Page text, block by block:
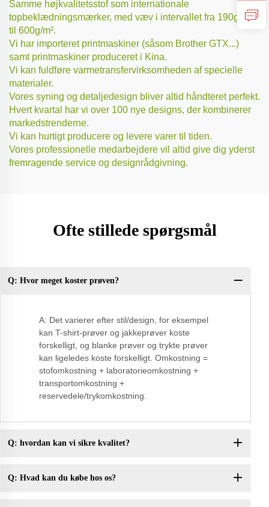
Samme højkvalitetsstof som internationale
topbeklædningsmærker, med væv i intervallet fra 190g/m²
til 600g/m².
Vi har importeret printmaskiner (såsom Brother GTX...)
samt printmaskiner produceret i Kina.
Vi kan fuldføre varmetransfervirksomheden af specielle
materialer.
Vores syning og detaljedesign bliver altid håndteret perfekt.
Hvert kvartal har vi over 100 nye designs, der kombinerer
markedstrenderne.
Vi kan hurtigt producere og levere varer til tiden.
Vores professionelle medarbejdere vil altid give dig yderst
fremragende service og designrådgivning.
Ofte stillede spørgsmål
Q: Hvor meget koster prøven?
A: Det varierer efter stil/design, for eksempel
kan T-shirt-prøver og jakkeprøver koste
forskelligt, og blanke prøver og trykte prøver
kan ligeledes koste forskelligt. Omkostning =
stofomkostning + laboratorieomkostning +
transportomkostning +
reservedele/trykomkostning.
Q: hvordan kan vi sikre kvalitet?
Q: Hvad kan du købe hos os?